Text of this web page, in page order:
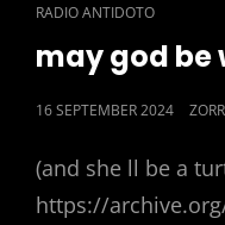
CAT
RADIO ANTIDOTO
may god be
POSTED
16 SEPTEMBER 2024
(and she ll be a
https://